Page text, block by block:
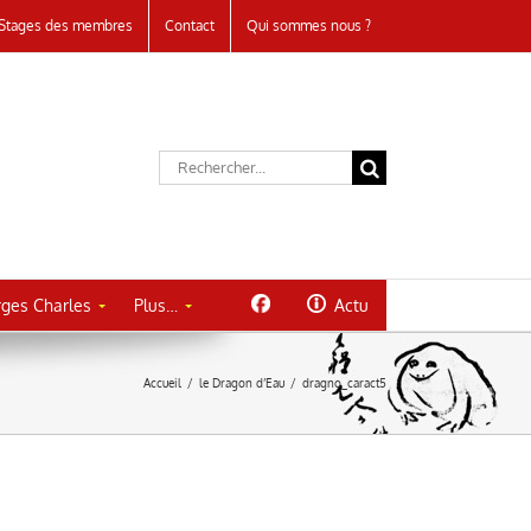
des membres Contact Qui sommes nous ?
Rechercher:
Charles Plus… Actu
Accueil / le Dragon d’Eau / dragno_caract5